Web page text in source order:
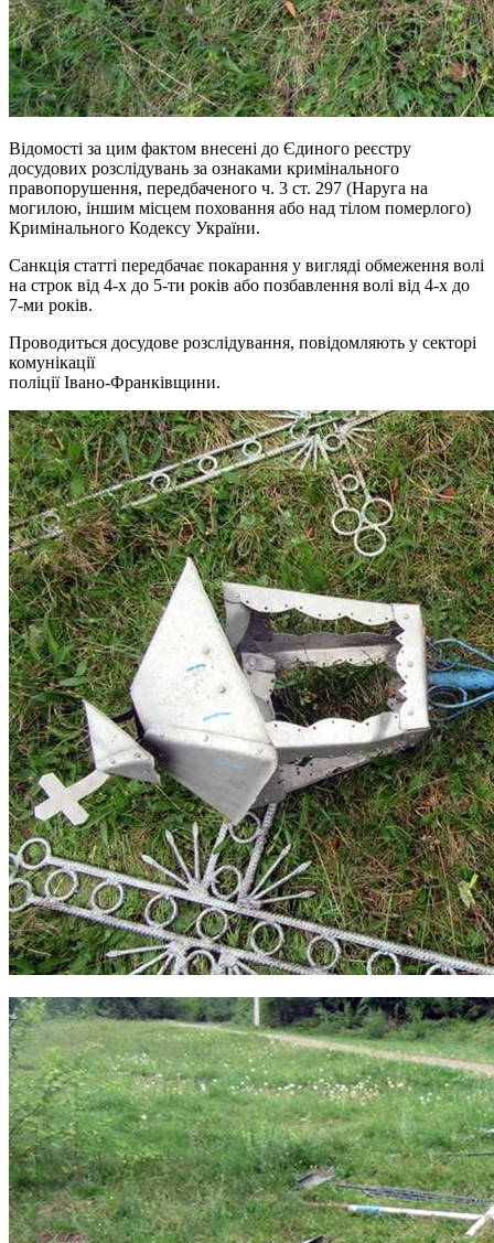
Відомості за цим фактом внесені до Єдиного реєстру
досудових розслідувань за ознаками кримінального
правопорушення, передбаченого ч. 3 ст. 297 (Наруга на
могилою, іншим місцем поховання або над тілом померлого)
Кримінального Кодексу України.
Санкція статті передбачає покарання у вигляді обмеження волі
на строк від 4-х до 5-ти років або позбавлення волі від 4-х до
7-ми років.
Проводиться досудове розслідування, повідомляють у секторі
комунікації
поліції Івано-Франківщини.